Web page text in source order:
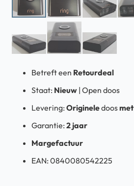
Betreft een Retourdeal
Staat: Nieuw | Open doos
Levering: Origineledoosmet
Garantie: 2 jaar
Margefactuur
EAN: 0840080542225